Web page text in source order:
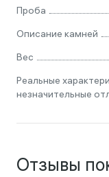
Проба
Описание камней
Вес
Реальные
незначительные
Отзывы